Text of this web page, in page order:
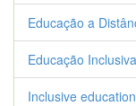
Educação a
Educação Inclusiva
Inclusive education